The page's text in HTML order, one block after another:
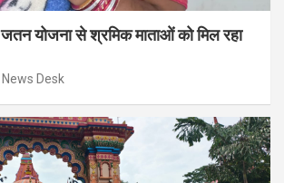
जतन योजना से श्रमिक माताओं को मिल रहा
News Desk